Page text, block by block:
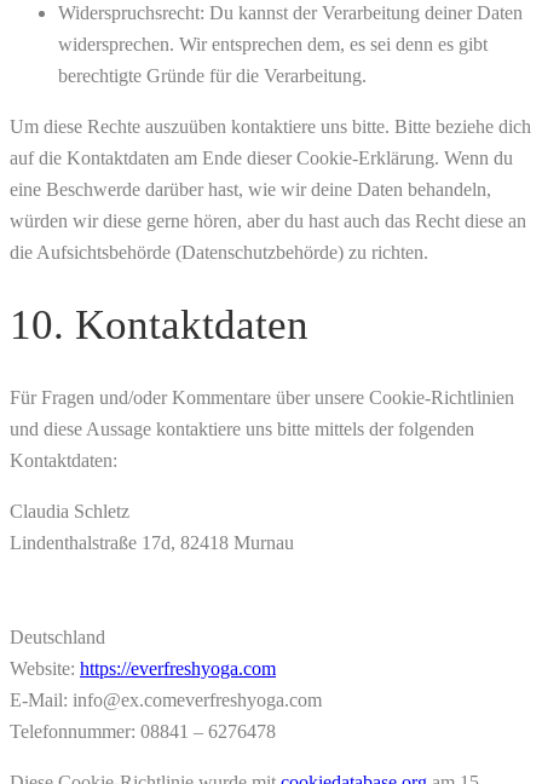
Widerspruchsrecht: Du kannst der Verarbeitung deiner Daten
widersprechen. Wir entsprechen dem, es sei denn es gibt
berechtigte Gründe für die Verarbeitung.
Um diese Rechte auszuüben kontaktiere uns bitte. Bitte beziehe dich
auf die Kontaktdaten am Ende dieser Cookie-Erklärung. Wenn du
eine Beschwerde darüber hast, wie wir deine Daten behandeln,
würden wir diese gerne hören, aber du hast auch das Recht diese an
die Aufsichtsbehörde (Datenschutzbehörde) zu richten.
10. Kontaktdaten
Für Fragen und/oder Kommentare über unsere Cookie-Richtlinien
und diese Aussage kontaktiere uns bitte mittels der folgenden
Kontaktdaten:
Claudia Schletz
Lindenthalstraße 17d, 82418 Murnau
Deutschland
Website: https://everfreshyoga.com
E-Mail: info@ex.comeverfreshyoga.com
Telefonnummer: 08841 – 6276478